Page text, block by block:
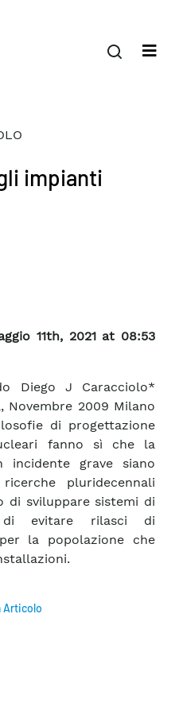
impianti
11th, 2021 at 08:53
Diego J Caracciolo*
Novembre 2009 Milano
di progettazione
fanno sì che la
incidente grave siano
pluridecennali
di sviluppare sistemi di
evitare rilasci di
la popolazione che
Articolo